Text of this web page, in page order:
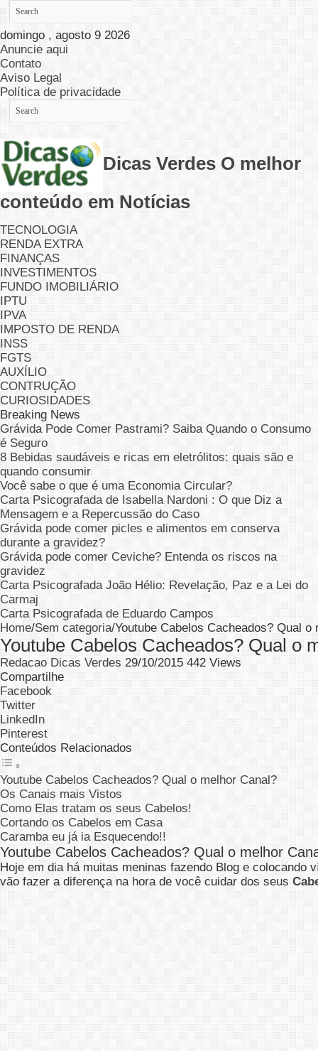
domingo , agosto 9 2026
Anuncie aqui
Contato
Aviso Legal
Política de privacidade
Dicas Verdes O melhor
conteúdo em Notícias
TECNOLOGIA
RENDA EXTRA
FINANÇAS
INVESTIMENTOS
FUNDO IMOBILIÁRIO
IPTU
IPVA
IMPOSTO DE RENDA
INSS
FGTS
AUXÍLIO
CONTRUÇÃO
CURIOSIDADES
Breaking News
Grávida Pode Comer Pastrami? Saiba Quando o Consumo
é Seguro
8 Bebidas saudáveis e ricas em eletrólitos: quais são e
quando consumir
Você sabe o que é uma Economia Circular?
Carta Psicografada de Isabella Nardoni : O que Diz a
Mensagem e a Repercussão do Caso
Grávida pode comer picles e alimentos em conserva
durante a gravidez?
Grávida pode comer Ceviche? Entenda os riscos na
gravidez
Carta Psicografada João Hélio: Revelação, Paz e a Lei do
Carmaj
Carta Psicografada de Eduardo Campos
Home/Sem categoria/Youtube Cabelos Cacheados? Qual o
Youtube Cabelos Cacheados? Qual o
Redacao Dicas Verdes 29/10/2015 442 Views
Compartilhe
Facebook
Twitter
LinkedIn
Pinterest
Conteúdos Relacionados
Youtube Cabelos Cacheados? Qual o melhor Canal?
Os Canais mais Vistos
Como Elas tratam os seus Cabelos!
Cortando os Cabelos em Casa
Caramba eu já ia Esquecendo!!
Youtube Cabelos Cacheados? Qual o melhor
Hoje em dia há muitas meninas fazendo Blog e
vão fazer a diferença na hora de você cuidar dos seus